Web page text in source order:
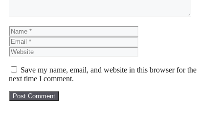
Save my name, email, and website in this browser for the
next time I comment.